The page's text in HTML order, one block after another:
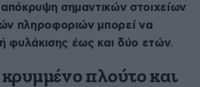
σημαντικών στοιχείων
πληροφοριών μπορεί να
φυλάκισης έως και δύο ετών.
πλούτο και